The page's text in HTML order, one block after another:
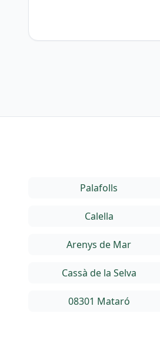
Palafolls
Calella
Arenys de Mar
Cassà de la Selva
08301 Mataró